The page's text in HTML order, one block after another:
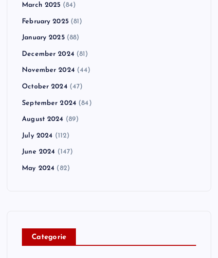
March 2025 (84)
February 2025(81)
January 2025(88)
December 2024 (81)
November 2024 (44)
October 2024 (47)
September 2024 (84)
August 2024 (89)
July 2024 (112)
June 2024 (147)
May 2024 (82)
Categorie